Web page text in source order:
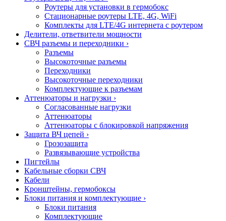
Роутеры для установки в гермобокс
Стационарные роутеры LTE, 4G, WiFi
Комплекты для LTE/4G интернета с роутером
Делители, ответвители мощности
СВЧ разъемы и переходники ›
Разъемы
Высокоточные разъемы
Переходники
Высокоточные переходники
Комплектующие к разъемам
Аттенюаторы и нагрузки ›
Согласованные нагрузки
Аттенюаторы
Аттенюаторы с блокировкой напряжения
Защита ВЧ цепей ›
Грозозащита
Развязывающие устройства
Пигтейлы
Кабельные сборки СВЧ
Кабели
Кронштейны, гермобоксы
Блоки питания и комплектующие ›
Блоки питания
Комплектующие